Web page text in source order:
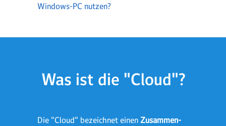
Windows-PC nutzen?
Was ist die "Cloud"?
Die "Cloud" bezeichnet einen Zusammen­